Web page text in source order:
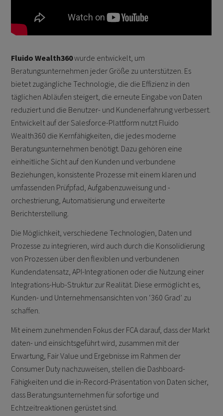
Fluido Wealth360wurde entwickelt, um
Beratungsunternehmen jeder Größe zu unterstützen. Es
bietet zugängliche Technologie, die die Effizienz in den
täglichen Abläufen steigert, die erneute Eingabe von Daten
reduziert und die Benutzer- und Kundenerfahrung verbessert.
Entwickelt auf der Salesforce-Plattform nutzt Fluido
Wealth360 die Kernfähigkeiten, die jedes moderne
Beratungsunternehmen benötigt. Dazu gehören eine
einheitliche Sicht auf den Kunden und verbundene
Beziehungen, konsistente Prozesse mit einem klaren und
umfassenden Prüfpfad, Aufgabenzuweisung und -
orchestrierung, Automatisierung und erweiterte
Berichterstellung.
Die Möglichkeit, verschiedene Technologien, Daten und
Prozesse zu integrieren, wird auch durch die Konsolidierung
von Prozessen über den flexiblen und verbundenen
Kundendatensatz, API-Integrationen oder die Nutzung einer
Integrations-Hub-Struktur zur Realität. Diese ermöglicht es,
Kunden- und Unternehmensansichten von ‘360 Grad’ zu
schaffen.
Mit einem zunehmenden Fokus der FCA darauf, dass der Markt
daten- und einsichtsgeführt wird, zusammen mit der
Erwartung, Fair Value und Ergebnisse im Rahmen der
Consumer Duty nachzuweisen, stellen die Dashboard-
Fähigkeiten und die in-Record-Präsentation von Daten sicher,
dass Beratungsunternehmen für sofortige und
Echtzeitreaktionen gerüstet sind.